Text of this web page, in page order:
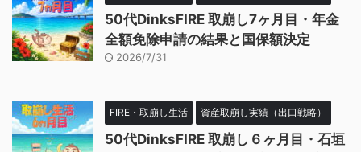
50代DinksFIRE 取崩し7ヶ月目・年金
全額免除申請の結果と国保額決定
2026/7/31
FIRE・取崩し生活 資産取崩し実績（出口戦略）
50代DinksFIRE 取崩し６ヶ月目・石垣